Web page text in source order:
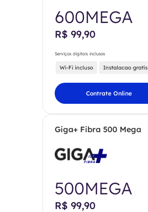
600MEGA
R$ 99,90
Serviços digitais inclusos
Wi-Fi incluso Instalacao gratis
Contrate Online
Giga+ Fibra 500 Mega
500MEGA
R$ 99,90